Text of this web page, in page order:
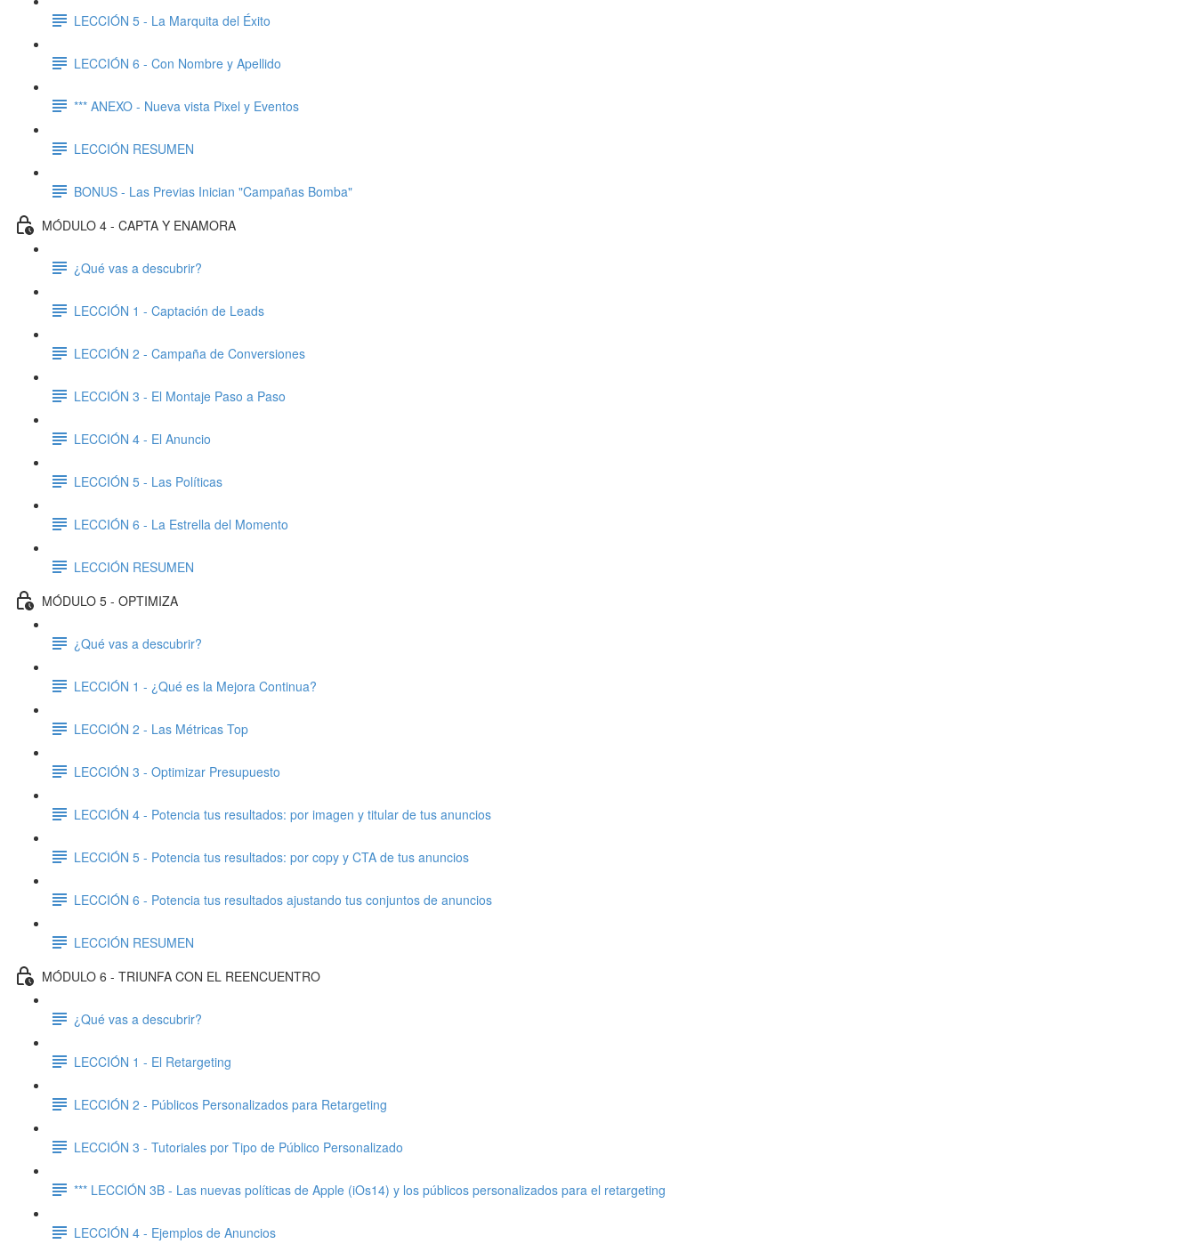
LECCIÓN 5 - La Marquita del Éxito
LECCIÓN 6 - Con Nombre y Apellido
*** ANEXO - Nueva vista Pixel y Eventos
LECCIÓN RESUMEN
BONUS - Las Previas Inician "Campañas Bomba"
MÓDULO 4 - CAPTA Y ENAMORA
¿Qué vas a descubrir?
LECCIÓN 1 - Captación de Leads
LECCIÓN 2 - Campaña de Conversiones
LECCIÓN 3 - El Montaje Paso a Paso
LECCIÓN 4 - El Anuncio
LECCIÓN 5 - Las Políticas
LECCIÓN 6 - La Estrella del Momento
LECCIÓN RESUMEN
MÓDULO 5 - OPTIMIZA
¿Qué vas a descubrir?
LECCIÓN 1 - ¿Qué es la Mejora Continua?
LECCIÓN 2 - Las Métricas Top
LECCIÓN 3 - Optimizar Presupuesto
LECCIÓN 4 - Potencia tus resultados: por imagen y titular de tus anuncios
LECCIÓN 5 - Potencia tus resultados: por copy y CTA de tus anuncios
LECCIÓN 6 - Potencia tus resultados ajustando tus conjuntos de anuncios
LECCIÓN RESUMEN
MÓDULO 6 - TRIUNFA CON EL REENCUENTRO
¿Qué vas a descubrir?
LECCIÓN 1 - El Retargeting
LECCIÓN 2 - Públicos Personalizados para Retargeting
LECCIÓN 3 - Tutoriales por Tipo de Público Personalizado
*** LECCIÓN 3B - Las nuevas políticas de Apple (iOs14) y los públicos personalizados para el retargeting
LECCIÓN 4 - Ejemplos de Anuncios